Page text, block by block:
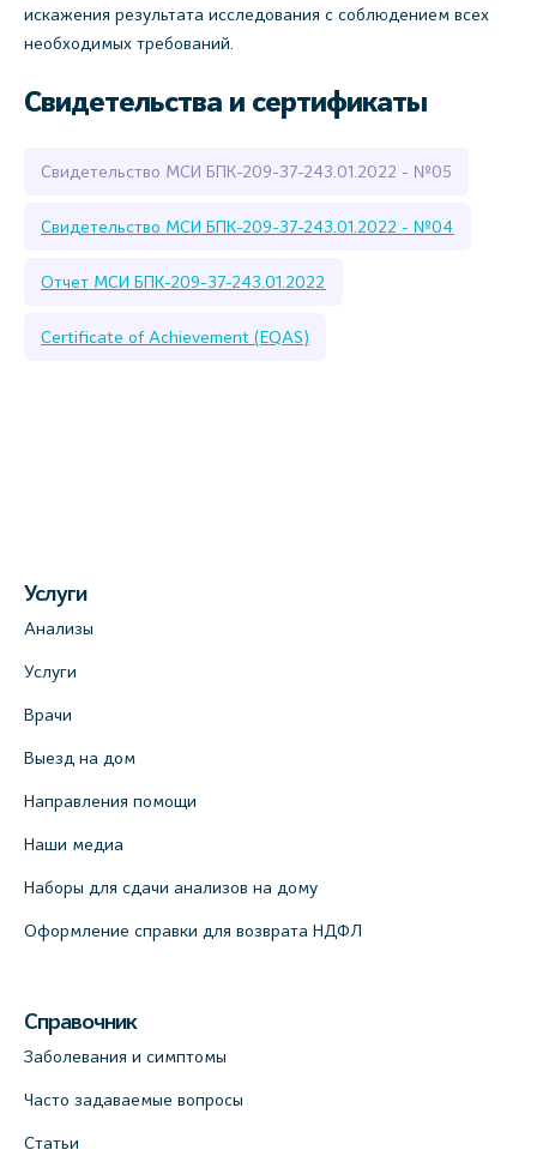
искажения результата исследования с соблюдением всех
необходимых требований.
Свидетельства и сертификаты
Свидетельство МСИ БПК-209-37-243.01.2022 - №05
Свидетельство МСИ БПК-209-37-243.01.2022 - №04
Отчет МСИ БПК-209-37-243.01.2022
Certificate of Achievement (EQAS)
Услуги
Анализы
Услуги
Врачи
Выезд на дом
Направления помощи
Наши медиа
Наборы для сдачи анализов на дому
Оформление справки для возврата НДФЛ
Справочник
Заболевания и симптомы
Часто задаваемые вопросы
Статьи